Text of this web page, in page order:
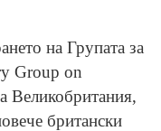
на Групата за
Group on
Великобритания,
британски